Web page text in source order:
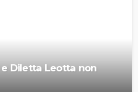
e Diletta Leotta non